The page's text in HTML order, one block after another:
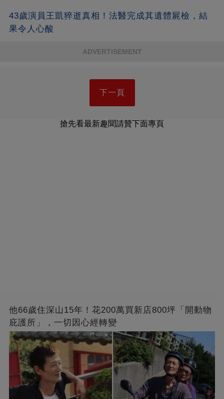
43歲演員王凱猝逝真相！法醫完成其遺體屍檢，結
果令人心酸
ADVERTISEMENT
下一頁
搶先看最新趣聞請贊下面專頁
他66歲住深山15年！花200萬買新店800坪「開動物
庇護所」，一切因心經轉變